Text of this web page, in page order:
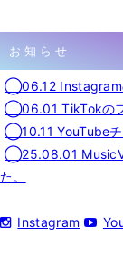
お知らせ
◯06.12 Instagram
◯06.01 TikTokのフ
◯10.11 YouTubeチ
◯25.08.01
た。
Instagram